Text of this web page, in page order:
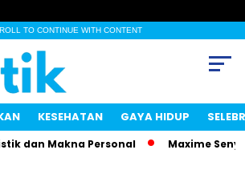
TO CONTINUE WITH CONTENT
KESEHATAN GAYA HIDUP
dan Makna Personal Maxime